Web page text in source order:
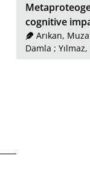
cognitive
Arıkan,
Damla ;